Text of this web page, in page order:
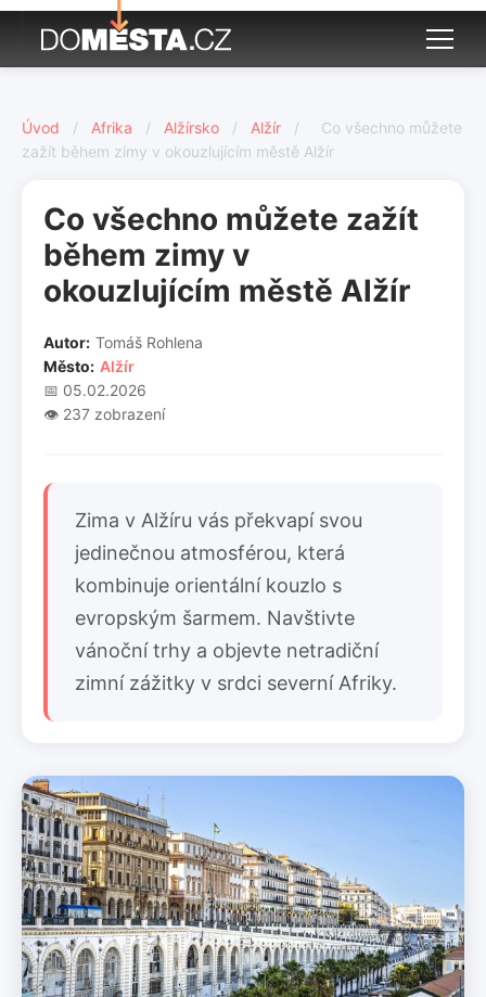
Úvod / Afrika / Alžírsko / Alžír /
Co všechno můžete
zažít během zimy v okouzlujícím městě Alžír
Co všechno můžete zažít
během zimy v
okouzlujícím městě Alžír
Autor: Tomáš Rohlena
Město: Alžír
📅 05.02.2026
👁️ 237 zobrazení
Zima v Alžíru vás překvapí svou
jedinečnou atmosférou, která
kombinuje orientální kouzlo s
evropským šarmem. Navštivte
vánoční trhy a objevte netradiční
zimní zážitky v srdci severní Afriky.